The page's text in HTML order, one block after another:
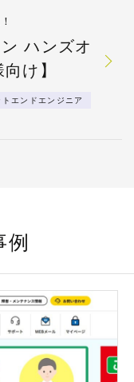
ハンズオ
け】
トエンドエンジニア
例